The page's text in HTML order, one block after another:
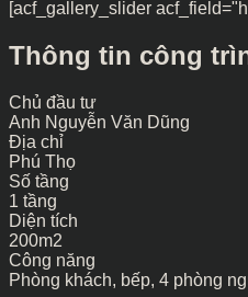
[acf_gallery_slider
Thông tin công
Chủ đầu tư
Anh Nguyễn Văn Dũng
Địa chỉ
Phú Thọ
Số tầng
1 tầng
Diện tích
200m2
Công năng
Phòng khách, bếp, 4 phòng